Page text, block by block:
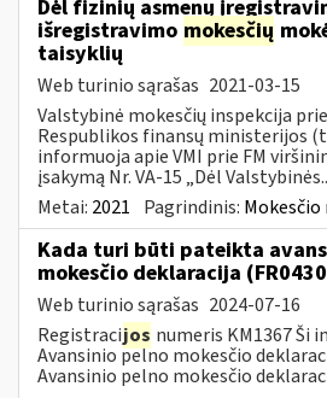
Dėl fizinių asmenų
išregistravimo mokesčių
taisyklių
Web turinio sąrašas 2021-03-15
Valstybinė mokesčių inspekcija
Respublikos finansų ministerijos
informuoja apie VMI prie FM
įsakymą Nr. VA-15 „Dėl
Metai: 2021 Pagrindinis:
Kada turi būti pateikta
mokesčio deklaracija
Web turinio sąrašas 2024-07-16
Registracijos numeris KM1367 Ši
Avansinio pelno mokesčio
Avansinio pelno mokesčio